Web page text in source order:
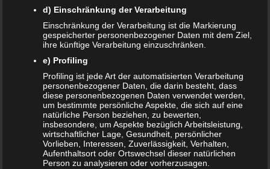
E-Mail-Adresse*
Datenschutzerklärung
genommen.
Datenschutzerklärung|Datenauszug|Datenschutzeinstellungen
Löschanfrage|Fotonachweise|Impressum
d) Einschränkung der Verarbeitung
Einschränkung der Verarbeitung ist die Markierung
gespeicherter personenbezogener Daten mit dem Ziel,
ihre künftige Verarbeitung einzuschränken.
e) Profiling
Profiling ist jede Art der automatisierten Verarbeitung
personenbezogener Daten, die darin besteht, dass
diese personenbezogenen Daten verwendet werden,
um bestimmte persönliche Aspekte, die sich auf eine
natürliche Person beziehen, zu bewerten,
insbesondere, um Aspekte bezüglich Arbeitsleistung,
wirtschaftlicher Lage, Gesundheit, persönlicher
Vorlieben, Interessen, Zuverlässigkeit, Verhalten,
Aufenthaltsort oder Ortswechsel dieser natürlichen
Person zu analysieren oder vorherzusagen.